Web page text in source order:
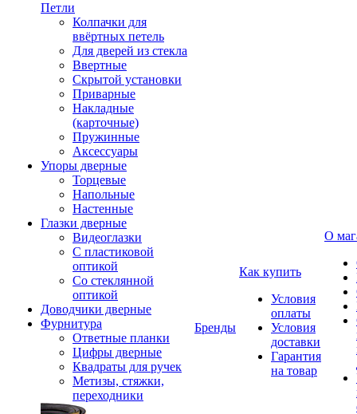
Петли
Колпачки для
ввёртных петель
Для дверей из стекла
Ввертные
Скрытой установки
Приварные
Накладные
(карточные)
Пружинные
Аксессуары
Упоры дверные
Торцевые
Напольные
Настенные
Глазки дверные
Видеоглазки
С пластиковой
оптикой
Со стеклянной
оптикой
Доводчики дверные
Фурнитура
Ответные планки
Цифры дверные
Квадраты для ручек
Метизы, стяжки,
переходники
Бренды
Как купить
Условия
оплаты
Условия
доставки
Гарантия
на товар
О